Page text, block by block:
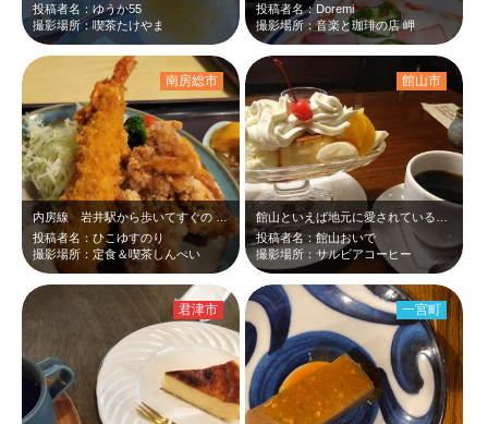
投稿者名：ゆうか55
撮影場所：喫茶たけやま
投稿者名：Doremi
撮影場所：音楽と珈琲の店 岬
内房線 岩井駅から歩いてすぐの 定食&喫茶「しんぺい」の定食はボリューミーで…
投稿者名：ひこゆすのり
撮影場所：定食＆喫茶しんぺい
南房総市
投稿者名：館山おいで
撮影場所：サルビアコーヒー
館山市
君津市 一宮町